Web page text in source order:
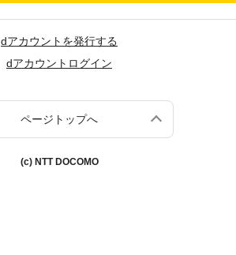
dアカウントを発行する
dアカウントログイン
ページトップへ
(c) NTT DOCOMO